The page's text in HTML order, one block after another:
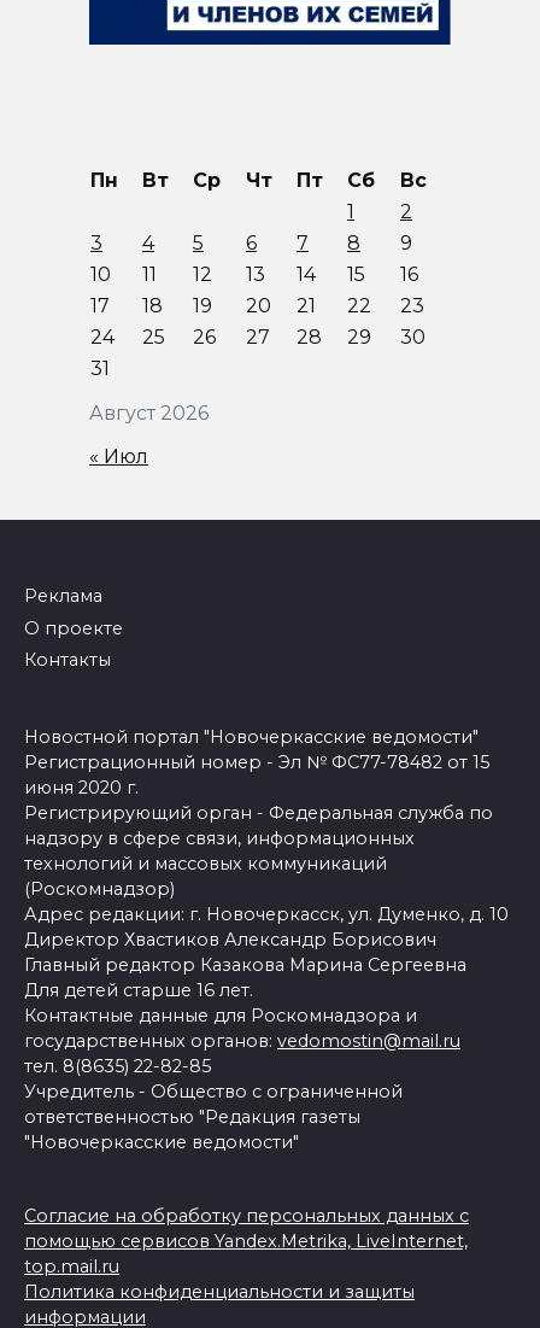
Август 2026
Пн Вт Ср Чт Пт Сб
Вс
1
2
3
4 5 6 7 8
9
10
11 12 13 14 15
16
17
18 19 20 21 22
23
24
25 26 27 28 29
30
31
« Июл
Реклама
О проекте
Контакты
Новостной портал "Новочеркасские ведомости"
Регистрационный номер - Эл № ФС77-78482 от 15
июня 2020 г.
Регистрирующий орган - Федеральная служба по
надзору в сфере связи, информационных
технологий и массовых коммуникаций
(Роскомнадзор)
Адрес редакции: г. Новочеркасск, ул. Думенко, д. 10
Директор Хвастиков Александр Борисович
Главный редактор Казакова Марина Сергеевна
Для детей старше 16 лет.
Контактные данные для Роскомнадзора и
государственных органов: vedomostin@mail.ru
тел. 8(8635) 22-82-85
Учредитель - Общество с ограниченной
ответственностью "Редакция газеты
"Новочеркасские ведомости"
Согласие на обработку персональных данных с
помощью сервисов Yandex.Metrika, LiveInternet,
top.mail.ru
Политика конфиденциальности и защиты
информации